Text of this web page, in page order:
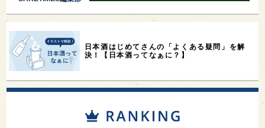
日本酒はじめてさんの「よくある疑問」を解
決！【日本酒ってなぁに？】